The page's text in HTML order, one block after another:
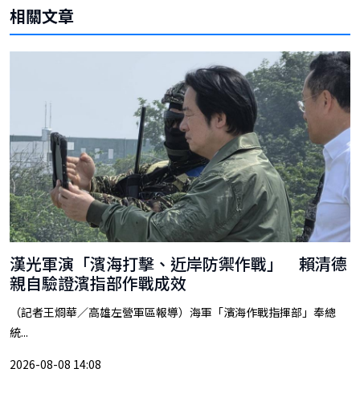
相關文章
漢光軍演「濱海打擊、近岸防禦作戰」 賴清德
親自驗證濱指部作戰成效
（記者王烱華／高雄左營軍區報導）海軍「濱海作戰指揮部」奉總
統...
2026-08-08 14:08